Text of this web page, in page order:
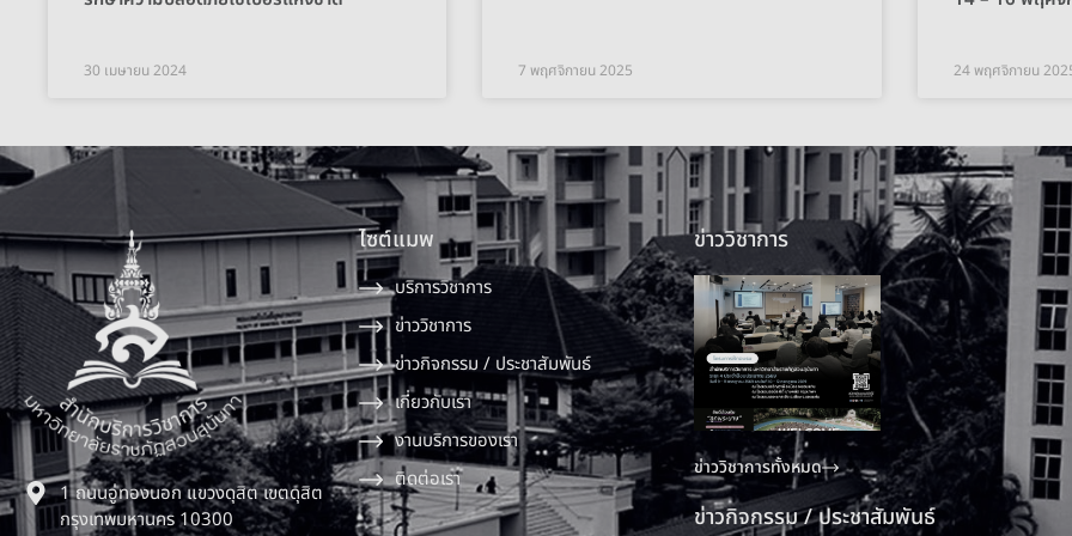
30 เมษายน 2024 7 พฤศจิกายน 2025 24 พฤศจิกายน
1 ถนนอู่ทองนอก แขวงดุสิต เขตดุสิต
กรุงเทพมหานคร 10300
ไซต์แมพ
บริการวิชาการ
ข่าววิชาการ
ข่าวกิจกรรม / ประชาสัมพันธ์
เกี่ยวกับเรา
งานบริการของเรา
ติดต่อเรา
ข่าววิชาการ
ข่าววิชาการทั้งหมด
ข่าวกิจกรรม / ประชาสัมพันธ์